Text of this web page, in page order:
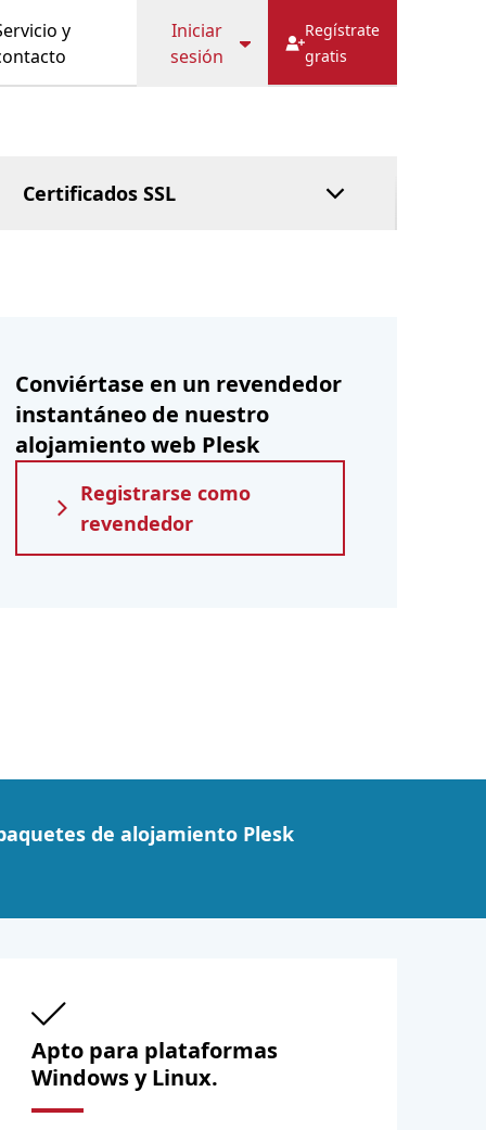
y
Iniciar
sesión
Regístrate
gratis
Certificados SSL
Hostbill
HostFact
Conviértase en un revendedor
instantáneo de nuestro
alojamiento web Plesk
Registrarse como
revendedor
de alojamiento Plesk
Apto para plataformas
Windows y Linux.